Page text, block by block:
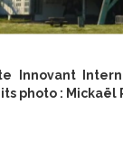
Innovant
photo : Mickaël